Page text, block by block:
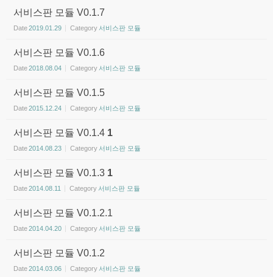
서비스판 모듈 V0.1.7
Date2019.01.29 Category 서비스판 모듈
서비스판 모듈 V0.1.6
Date2018.08.04 Category 서비스판 모듈
서비스판 모듈 V0.1.5
Date2015.12.24 Category 서비스판 모듈
서비스판 모듈 V0.1.4 1
Date2014.08.23 Category 서비스판 모듈
서비스판 모듈 V0.1.3 1
Date2014.08.11 Category 서비스판 모듈
서비스판 모듈 V0.1.2.1
Date2014.04.20 Category 서비스판 모듈
서비스판 모듈 V0.1.2
Date2014.03.06 Category 서비스판 모듈